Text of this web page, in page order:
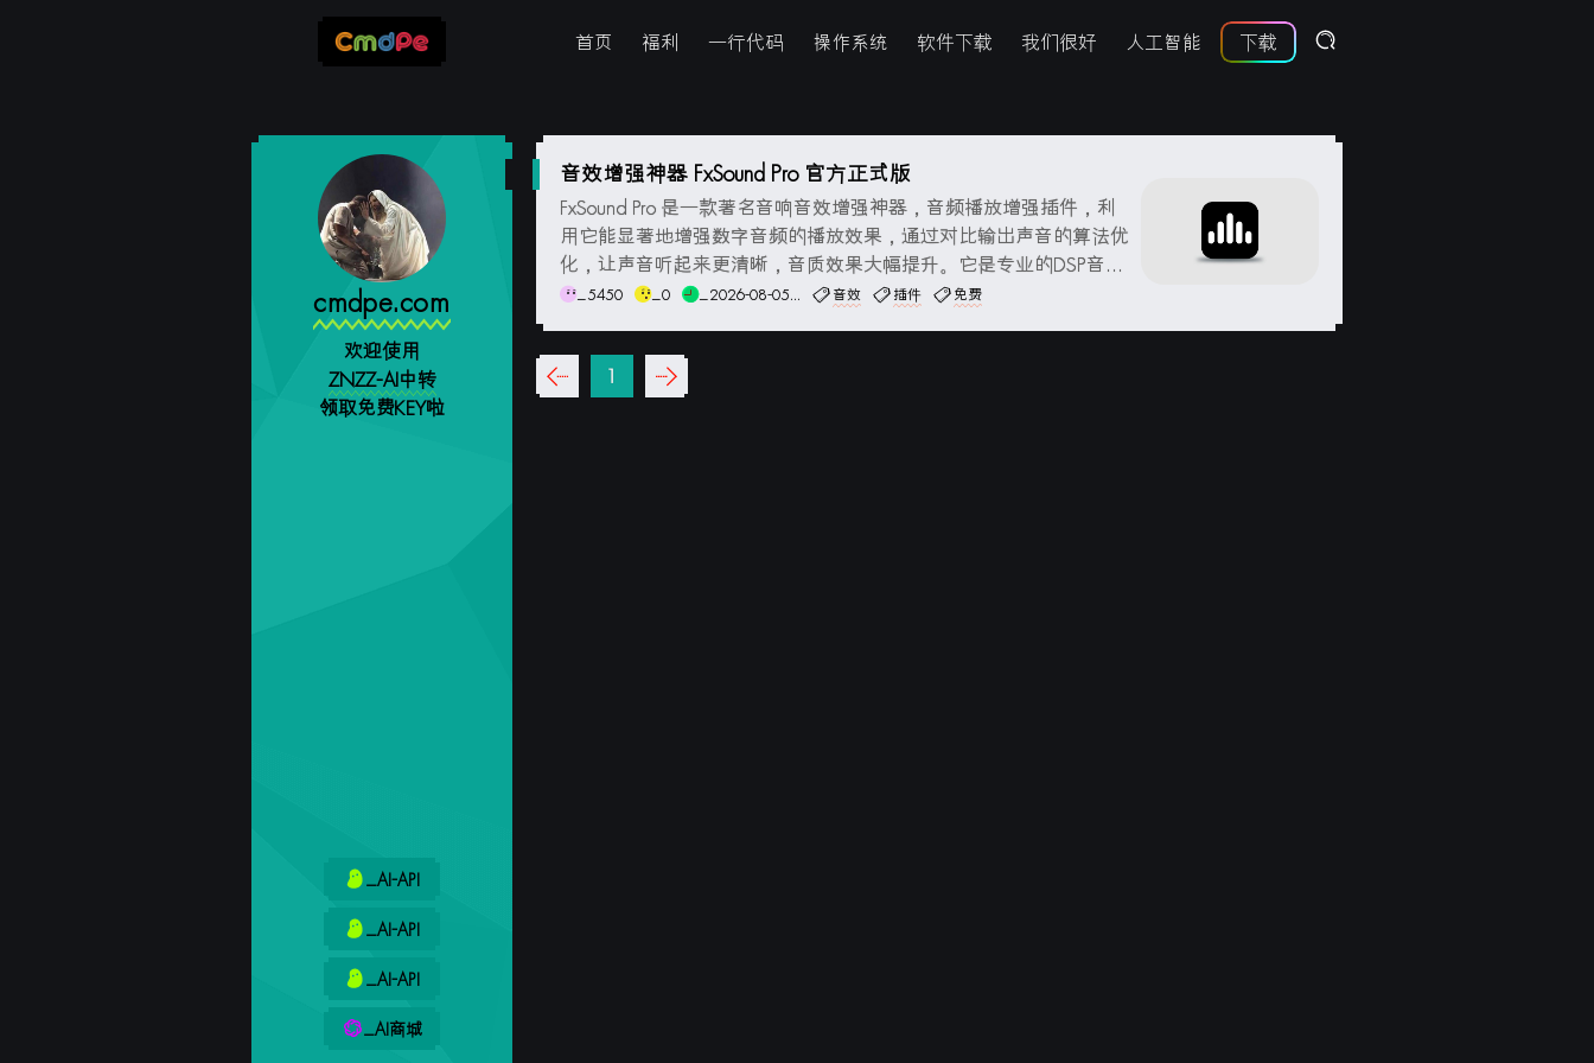
首页 下载
福利 一行代码 操作系统 软件下载 我们很好 人工智能
cmdpe.com
欢迎使用
ZNZZ-AI中转
领取免费KEY啦
_AI-API
_AI-API
_AI-API
_AI商城
音效增强神器 FxSound Pro 官方正式版
FxSound Pro 是一款著名音响音效增强神器，音频播放增强插件，利
用它能显著地增强数字音频的播放效果，通过对比输出声音的算法优
化，让声音听起来更清晰，音质效果大幅提升。它是专业的DSP音频
效果插件，均衡器定制性强，内置多种预设，包含：3D环绕音响、
分析器等。2022年开始 FxSou...
_5450 _0 _2026-08-05... 音效 插件 免费
‹‹ 1 ››